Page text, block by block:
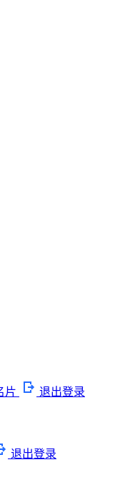
片 退出登录
退出登录